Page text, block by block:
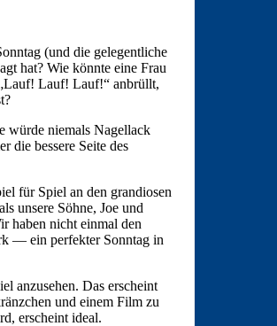
(und die gelegentliche
hat? Wie könnte eine Frau
Lauf! Lauf!“ anbrüllt,
würde niemals Nagellack
die bessere Seite des
für Spiel an den grandiosen
unsere Söhne, Joe und
haben nicht einmal den
— ein perfekter Sonntag in
anzusehen. Das erscheint
und einem Film zu
erscheint ideal.